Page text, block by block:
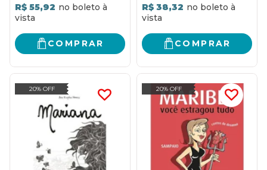
R$ 55,92
COMPRAR
R$ 38,32
COMPRAR
20% OFF 20% OFF